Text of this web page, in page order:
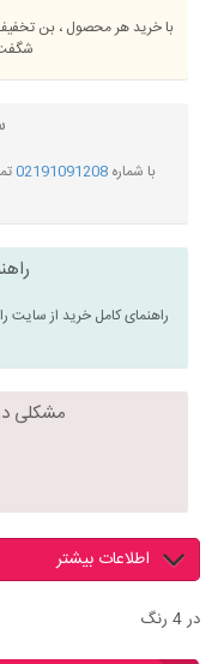
با خرید هر محصول ، بن
شگفت
با شماره02191091208
راهنمای کامل خرید از سایت
مشکلی
اطلاعات بیشتر
در 4 رنگ